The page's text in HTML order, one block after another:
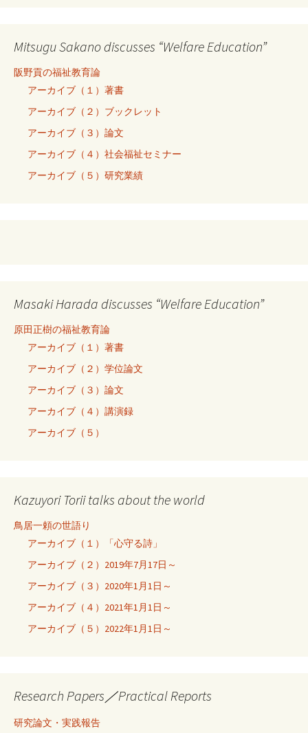
Mitsugu Sakano discusses “Welfare Education”
阪野貢の福祉教育論
アーカイブ（１）著書
アーカイブ（２）ブックレット
アーカイブ（３）論文
アーカイブ（４）社会福祉セミナー
アーカイブ（５）研究業績
Masaki Harada discusses “Welfare Education”
原田正樹の福祉教育論
アーカイブ（１）著書
アーカイブ（２）学位論文
アーカイブ（３）論文
アーカイブ（４）講演録
アーカイブ（５）
Kazuyori Torii talks about the world
鳥居一頼の世語り
アーカイブ（１）「心守る詩」
アーカイブ（２）2019年7月17日～
アーカイブ（３）2020年1月1日～
アーカイブ（４）2021年1月1日～
アーカイブ（５）2022年1月1日～
Research Papers／Practical Reports
研究論文・実践報告